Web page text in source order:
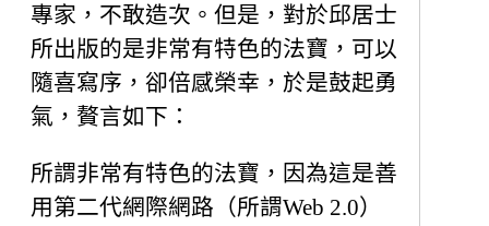
專家，不敢造次。但是，對於邱居士
所出版的是非常有特色的法寶，可以
隨喜寫序，卻倍感榮幸，於是鼓起勇
氣，贅言如下：
所謂非常有特色的法寶，因為這是善
用第二代網際網路（所謂Web 2.0）